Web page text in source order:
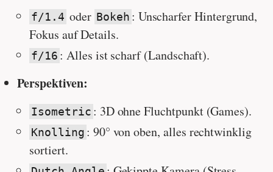
f/1.4 oder Bokeh : Unscharfer Hintergrund,
Fokus auf Details.
f/16 : Alles ist scharf (Landschaft).
Perspektiven:
Isometric : 3D ohne Fluchtpunkt (Games).
Knolling : 90° von oben, alles rechtwinklig
sortiert.